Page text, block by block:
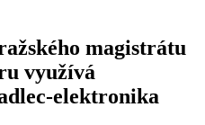
magistrátu
využívá
elektronika